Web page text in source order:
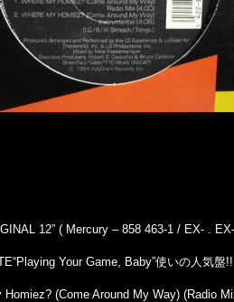
12” ( Mercury – 858 463-1 / EX- .
Your Game, Baby”使いの人気盤!!
Homiez? (Come Around My Way) (Radio